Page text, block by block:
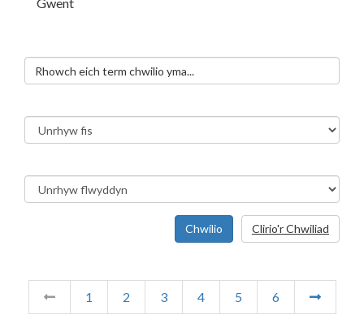
Clirio'r Chwiliad
Chwilio
1 2 3 4 5 6